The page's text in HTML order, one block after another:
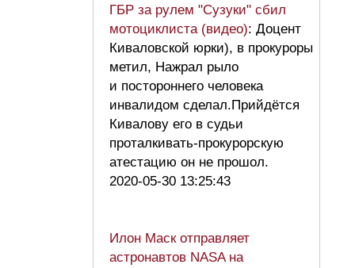
ГБР за рулем "Сузуки" сбил
мотоциклиста (видео): Доцент
Киваловской юрки), в прокуроры
метил, Нажрал рыло
и постороннего человека
инвалидом сделал.Прийдётся
Кивалову его в судьи
проталкивать-прокурорскую
атестацию он не прошол.
2020-05-30 13:25:43
Илон Маск отправляет
астронавтов NASA на